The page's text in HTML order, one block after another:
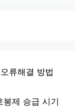
류해결 방법
제 승급 시기